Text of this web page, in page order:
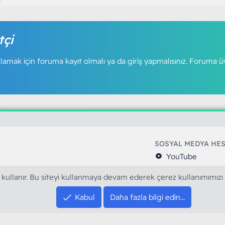
için foruma kayıt olmalı ya da giriş yapmalısınız. Foruma
sloganı ile kurduğumuz ModArt PC 2016
Ağırlıklı olarak sektörel haberler, bilim,
gündemi, mobil cihaz ve yazılımlar gibi
SOSYAL MEDYA
YouTube
Facebook
Twitter
Discord
Bu siteyi kullanmaya devam ederek çerez
Kabul Daha fazla bilgi edin…